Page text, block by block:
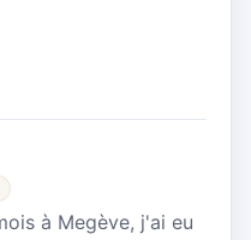
à Megève, j'ai eu